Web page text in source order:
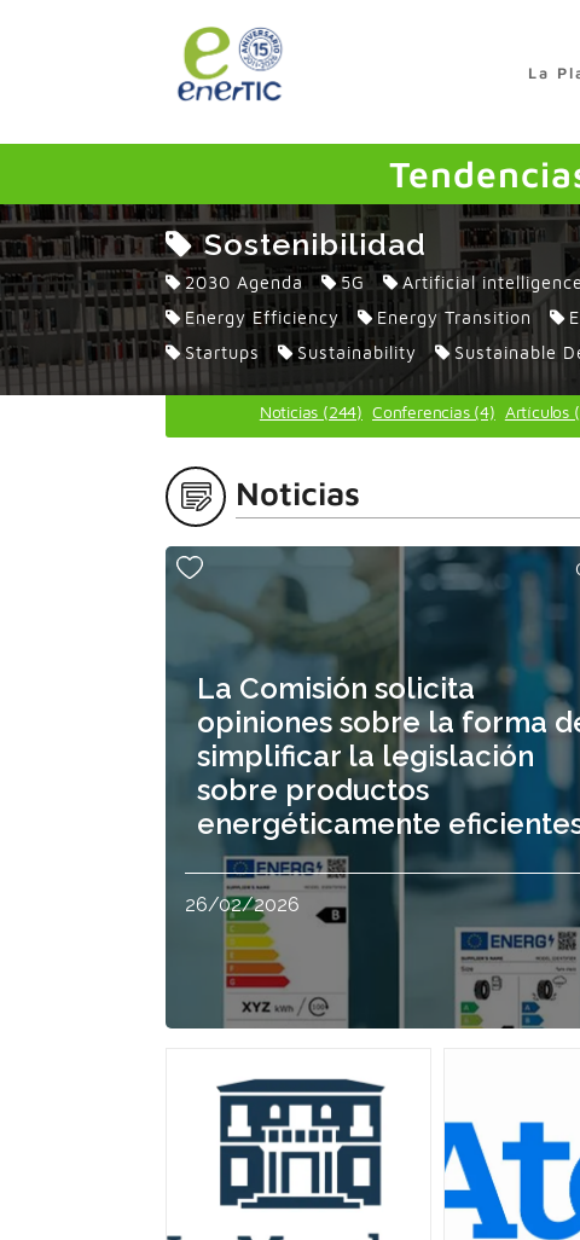
La
Sostenibilidad
2030 Agenda 5G Artificial
Energy Efficiency
Energy Transition
Startups
Sustainability Sustainable
Noticias (244) Conferencias (4) Artículos
Noticias
La Comisión solicita
opiniones sobre la forma
simplificar la legislación
sobre productos
energéticamente
26/02/2026